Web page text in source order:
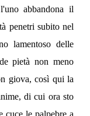
abbandona il
penetri subito nel
lamentoso delle
pietà non meno
giova, così qui la
di cui ora sto
cuce le palpebre a